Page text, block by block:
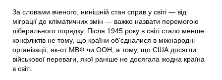
За словами вченого, нинішній стан справ у світі — від
міграції до кліматичних змін — важко назвати перемогою
ліберального порядку. Після 1945 року в світі стало менше
конфліктів не тому, що країни об'єдналися в міжнародні
організації, як-от МВФ чи ООН, а тому, що США досягли
військової переваги, якої раніше не досягала жодна країна
в світі.